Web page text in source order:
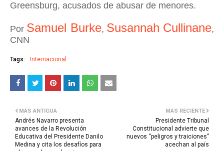
Greensburg, acusados ​​de abusar de menores.
Por Samuel Burke, Susannah Cullinane,
CNN
Tags: Internacional
MÁS RECIENTE
Presidente Tribunal
Constitucional advierte que
nuevos “peligros y traiciones”
acechan al país
MÁS ANTIGUA
Andrés Navarro presenta
avances de la Revolución
Educativa del Presidente Danilo
Medina y cita los desafíos para